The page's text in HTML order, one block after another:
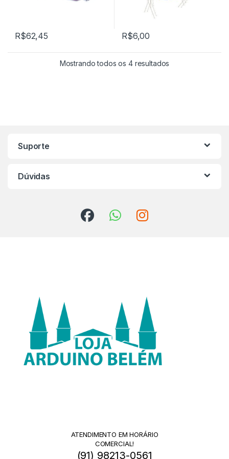
R$62,45 R$6,00
Mostrando todos os 4 resultados
Suporte
Dúvidas
ATENDIMENTO EM HORÁRIO
COMERCIAL!
(91) 98213-0561